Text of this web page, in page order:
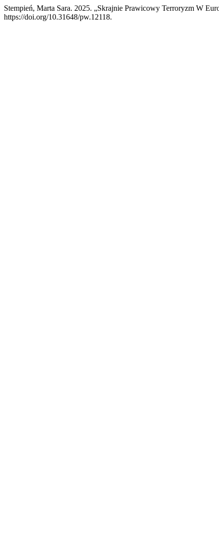
Stempień, Marta Sara. 2025. „Skrajnie Prawicowy Terroryzm W
https://doi.org/10.31648/pw.12118.